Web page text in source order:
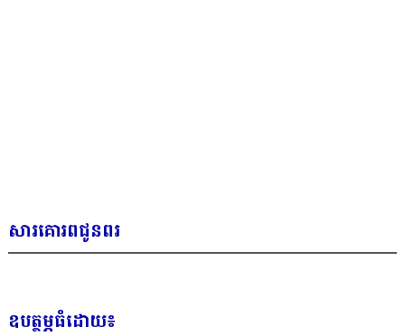
សារគោរពជូនពរ
ឧបត្ថម្ភធំដោយ៖